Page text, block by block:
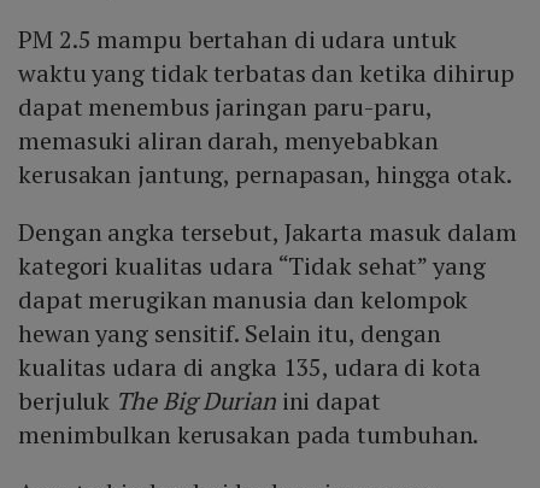
PM 2.5 mampu bertahan di udara untuk
waktu yang tidak terbatas dan ketika dihirup
dapat menembus jaringan paru-paru,
memasuki aliran darah, menyebabkan
kerusakan jantung, pernapasan, hingga otak.
Dengan angka tersebut, Jakarta masuk dalam
kategori kualitas udara “Tidak sehat” yang
dapat merugikan manusia dan kelompok
hewan yang sensitif. Selain itu, dengan
kualitas udara di angka 135, udara di kota
berjuluk The Big Durianini dapat
menimbulkan kerusakan pada tumbuhan.